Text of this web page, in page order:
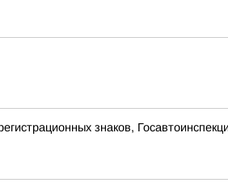
знаков,